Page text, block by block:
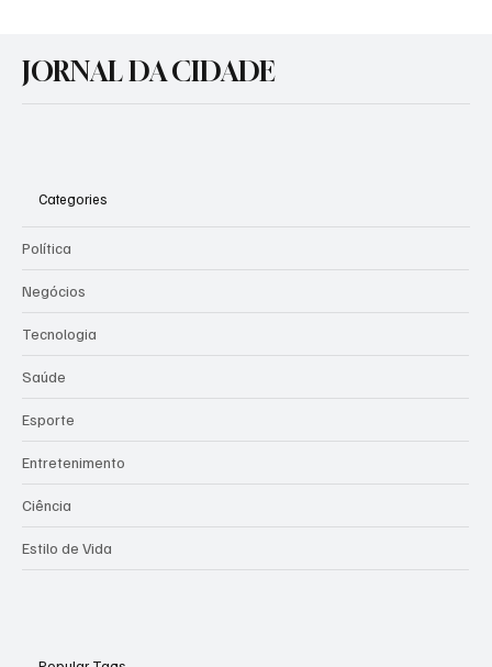
contra a mulher
JORNAL DA CIDADE
Categories
Política
Negócios
Tecnologia
Saúde
Esporte
Entretenimento
Ciência
Estilo de Vida